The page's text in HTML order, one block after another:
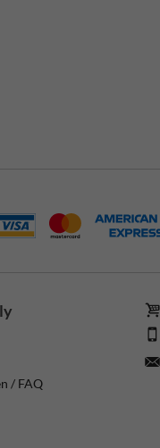
/ FAQ